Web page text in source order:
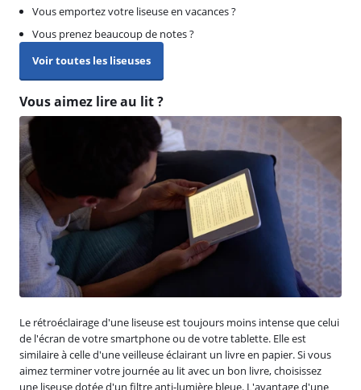
Vous emportez votre liseuse en vacances ?
Vous prenez beaucoup de notes ?
Voir toutes les liseuses
Vous aimez lire au lit ?
Le rétroéclairage d'une liseuse est toujours moins intense que celui
de l'écran de votre smartphone ou de votre tablette. Elle est
similaire à celle d'une veilleuse éclairant un livre en papier. Si vous
aimez terminer votre journée au lit avec un bon livre, choisissez
une liseuse dotée d'un filtre anti-lumière bleue. L'avantage d'une